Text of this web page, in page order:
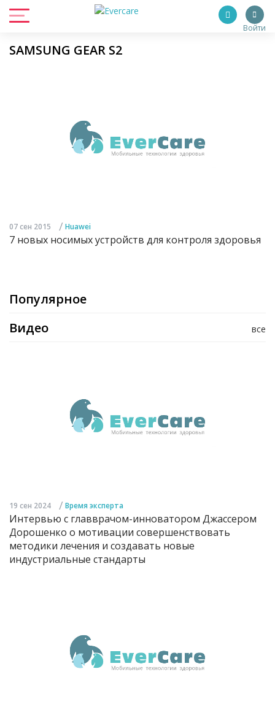
Войти
SAMSUNG GEAR S2
07 сен 2015 / Huawei
7 новых носимых устройств для контроля здоровья
Популярное
все
Видео
19 сен 2024 / Время эксперта
Интервью с главврачом-инноватором Джассером
Дорошенко о мотивации совершенствовать
методики лечения и создавать новые
индустриальные стандарты